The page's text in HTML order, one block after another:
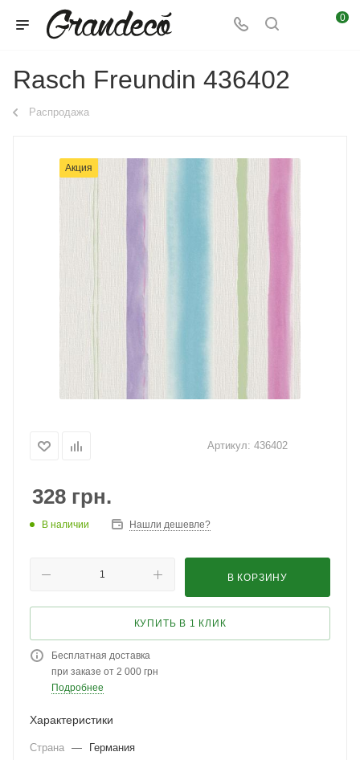
0
Rasch Freundin 436402
Распродажа
Акция
Артикул: 436402
328 грн.
В наличии Нашли дешевле?
В КОРЗИНУ
КУПИТЬ В 1 КЛИК
Бесплатная доставка
при заказе от 2 000 грн
Подробнее
Характеристики
Страна —
Германия